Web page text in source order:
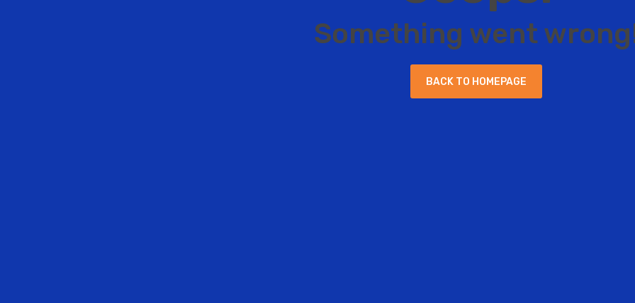
Something went wrong
BACK TO HOM EPAG E